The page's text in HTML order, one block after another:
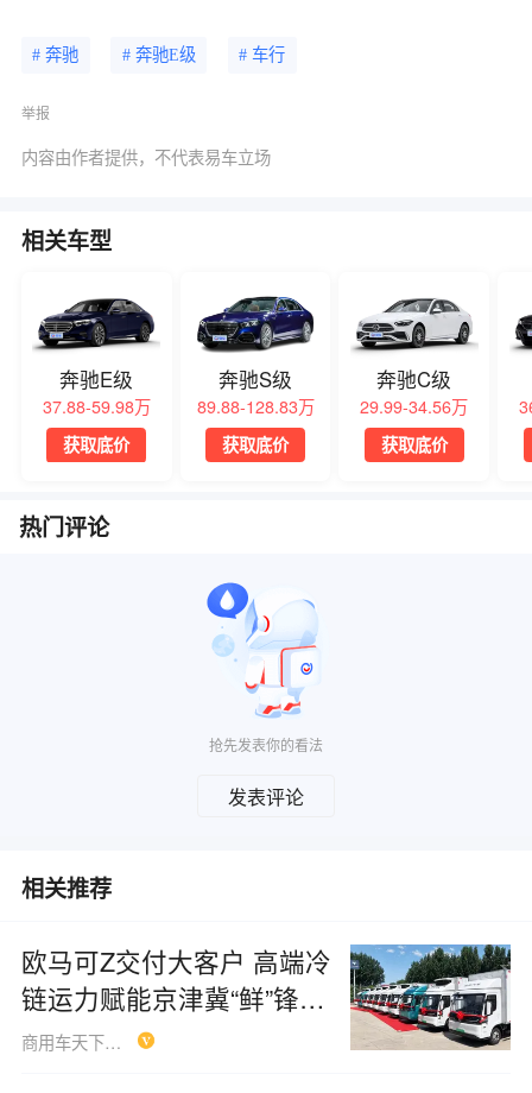
# 奔驰 # 奔驰E级 # 车行
举报
内容由作者提供，不代表易车立场
相关车型
奔驰E级
37.88-59.98万
获取底价
奔驰S级
89.88-128.83万
获取底价
奔驰C级
29.99-34.56万
获取底价
热门评论
抢先发表你的看法
发表评论
相关推荐
欧马可Z交付大客户 高端冷
链运力赋能京津冀“鲜”锋物
流
商用车天下Syc